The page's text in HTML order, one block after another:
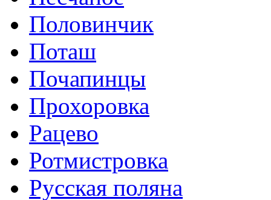
Половинчик
Поташ
Почапинцы
Прохоровка
Рацево
Ротмистровка
Русская поляна